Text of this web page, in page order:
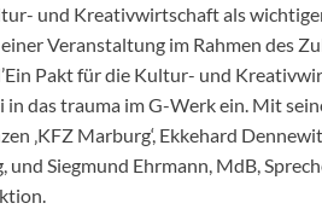
und Kreativwirtschaft als
Veranstaltung im Rahmen des
Pakt für die Kultur- und
in das trauma im G-Werk ein. Mit
‚KFZ Marburg‘, Ekkehard
und Siegmund Ehrmann, MdB,